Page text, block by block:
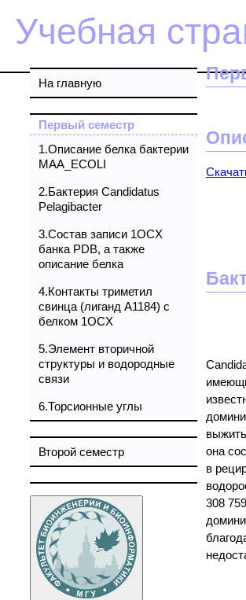
Учебная
На главную
Первый семестр
1.Описание белка бактерии
MAA_ECOLI
2.Бактерия Candidatus
Pelagibacter
3.Состав записи 1OCX
банка PDB, а также
описание белка
4.Контакты триметил
свинца (лиганд А1184) с
белком 1OCX
5.Элемент вторичной
структуры и водородные
связи
6.Торсионные углы
Второй семестр
она
в
308